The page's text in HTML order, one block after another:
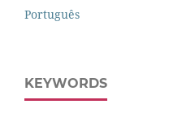
Português
KEYWORDS